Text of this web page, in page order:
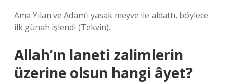
Ama Yılan ve Adam’ı yasak meyve ile aldattı, böylece
ilk günah işlendi (Tekvîn).
Allah’ın laneti zalimlerin
üzerine olsun hangi âyet?